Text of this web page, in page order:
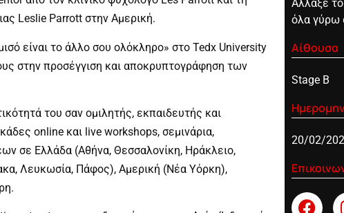
Leslie Parrott στην Αμερική.
είναι το άλλο σου ολόκληρο» στο Tedx University
στην προσέγγιση και αποκρυπτογράφηση των
του σαν ομιλητής, εκπαιδευτής και
online και live workshops, σεμινάρια,
σε Ελλάδα (Αθήνα, Θεσσαλονίκη, Ηράκλειο,
Λευκωσία, Πάφος), Αμερική (Νέα Υόρκη),
Άλλαξε
όλα γύρω
Αίθουσα
Stage B
20/02/